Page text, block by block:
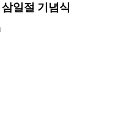
일절 기념식